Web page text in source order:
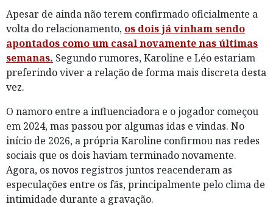
Apesar de ainda não terem confirmado oficialmente a
volta do relacionamento, os dois já vinham sendo
apontados como um casal novamente nas últimas
semanas. Segundo rumores, Karoline e Léo estariam
preferindo viver a relação de forma mais discreta desta
vez.
O namoro entre a influenciadora e o jogador começou
em 2024, mas passou por algumas idas e vindas. No
início de 2026, a própria Karoline confirmou nas redes
sociais que os dois haviam terminado novamente.
Agora, os novos registros juntos reacenderam as
especulações entre os fãs, principalmente pelo clima de
intimidade durante a gravação.